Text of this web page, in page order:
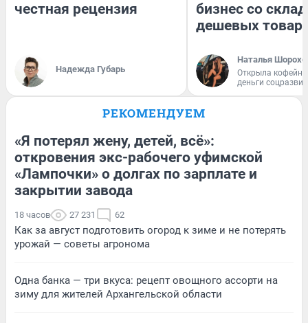
честная рецензия
Надежда Губарь
бизнес со
дешевых
Наталья
Открыла
деньги
РЕКОМЕНДУЕМ
«Я потерял жену, детей, всё»:
откровения экс-рабочего уфимской
«Лампочки» о долгах по зарплате и
закрытии завода
18 часов 27 231 62
Как за август подготовить огород к зиме и не потерять
урожай — советы агронома
Одна банка — три вкуса: рецепт овощного ассорти на
зиму для жителей Архангельской области